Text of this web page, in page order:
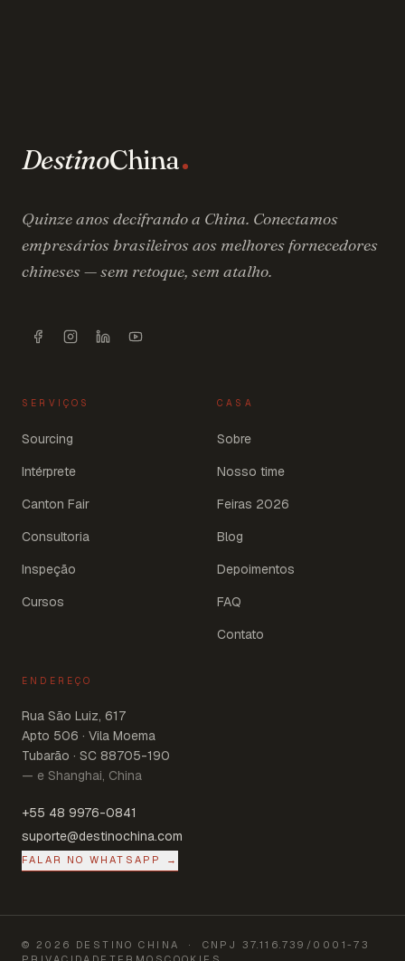
DestinoChina
Quinze anos decifrando a China. Conectamos
empresários brasileiros aos melhores fornecedores
chineses — sem retoque, sem atalho.
SERVIÇOS
Sourcing
Intérprete
Canton Fair
Consultoria
Inspeção
Cursos
CASA
Sobre
Nosso time
Feiras 2026
Blog
Depoimentos
FAQ
Contato
ENDEREÇO
Rua São Luiz, 617
Apto 506 · Vila Moema
Tubarão · SC 88705-190
— e Shanghai, China
+55 48 9976-0841
suporte@destinochina.com
FALAR NO WHATSAPP →
© 2026 DESTINO CHINA · CNPJ 37.116.739/0001-73